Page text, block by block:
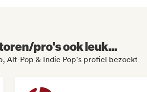
pro's ook leuk...
Alt-Pop & Indie Pop's profiel bezoekt